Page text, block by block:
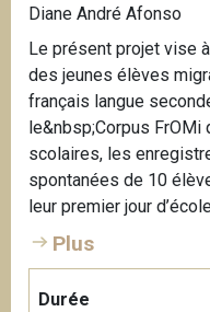
Diane André Afonso
Le présent projet vise
des jeunes élèves
français langue
le&nbsp;Corpus FrOMi
scolaires, les
spontanées de 10
leur premier jour
Plus
Durée